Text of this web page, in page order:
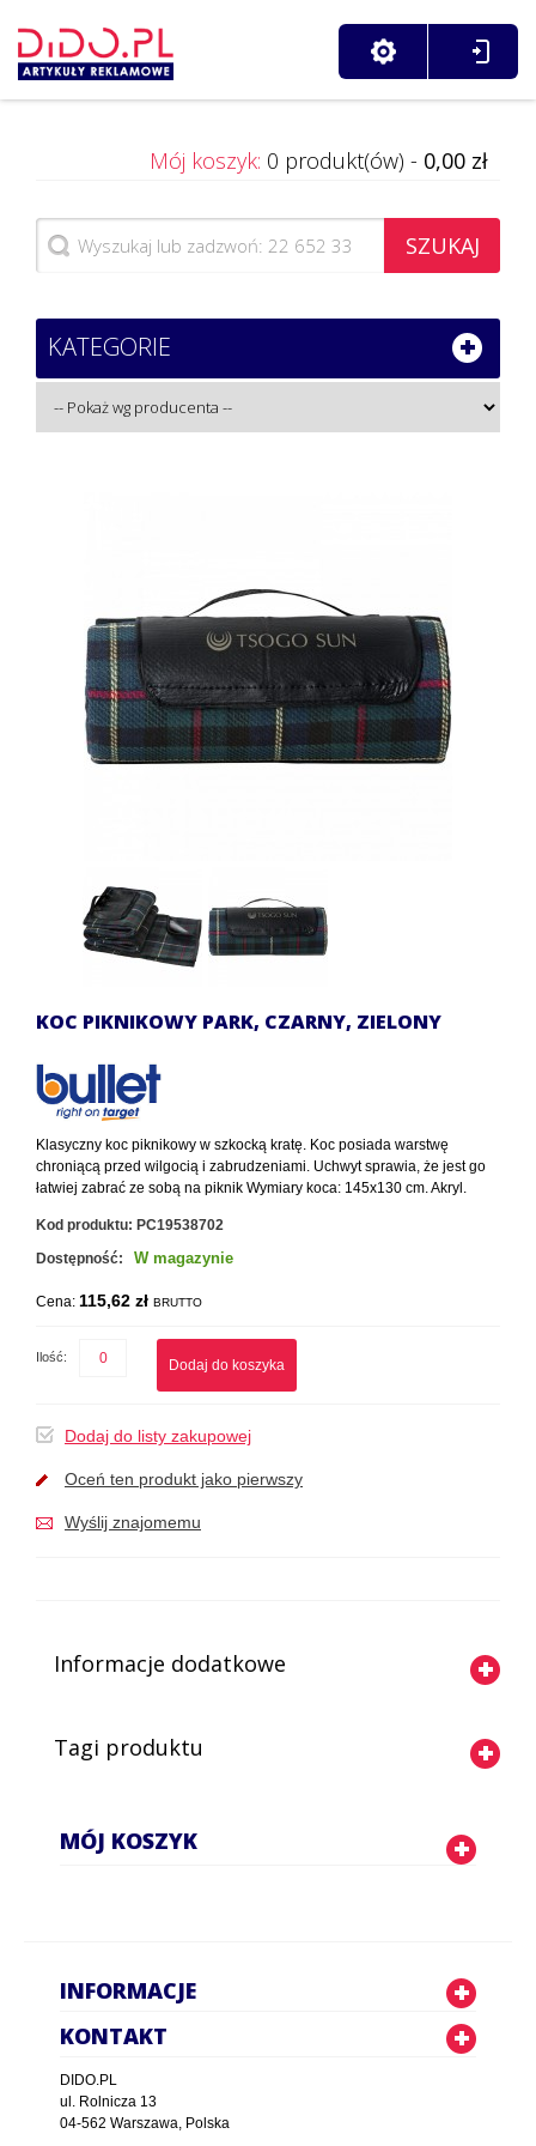
Mój koszyk: 0 produkt(ów) - 0,00 zł
SZUKAJ
KATEGORIE
KOC PIKNIKOWY PARK, CZARNY, ZIELONY
Klasyczny koc piknikowy w szkocką kratę. Koc posiada warstwę
chroniącą przed wilgocią i zabrudzeniami. Uchwyt sprawia, że jest go
łatwiej zabrać ze sobą na piknik Wymiary koca: 145x130 cm. Akryl.
Kod produktu: PC19538702
Dostępność:
W magazynie
Cena: 115,62 zł BRUTTO
Ilość: Dodaj do koszyka
Dodaj do listy zakupowej
Oceń ten produkt jako pierwszy
Wyślij znajomemu
Informacje dodatkowe
Tagi produktu
MÓJ KOSZYK
INFORMACJE
KONTAKT
DIDO.PL
ul. Rolnicza 13
04-562 Warszawa, Polska